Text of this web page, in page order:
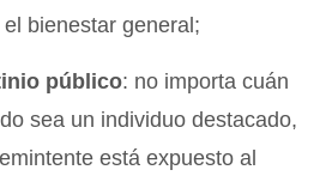
bienestar general;
público: no importa cuán
sea un individuo destacado,
está expuesto al